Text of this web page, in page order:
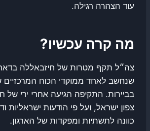
עוד הצהרה רגילה.
מה קרה עכשיו?
צה״ל תקף מטרות של חיזבאללה
שנחשב לאחד ממוקדי הכוח המרכזיים
בביירות. התקיפה הגיעה אחרי ירי של
צפון ישראל, ועל פי הודעות ישראליות
כוונה לתשתיות ומפקדות של הארגון.